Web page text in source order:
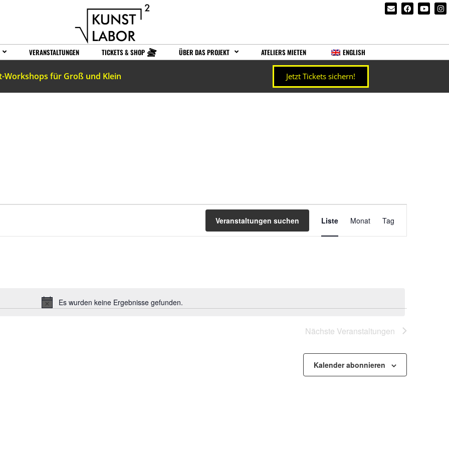
VERANSTALTUNGEN TICKETS & SHOP ÜBER DAS PROJEKT ATELIERS MIETEN ENGLISH
Workshops für Groß und Klein Jetzt Tickets sichern!
Hinweis
Es wurden keine Ergebnisse gefunden.
Veranstaltungen suchen
Veranstaltung
Ansichten-
Liste Monat Tag
Nächste Veranstaltungen
Kalender abonnieren